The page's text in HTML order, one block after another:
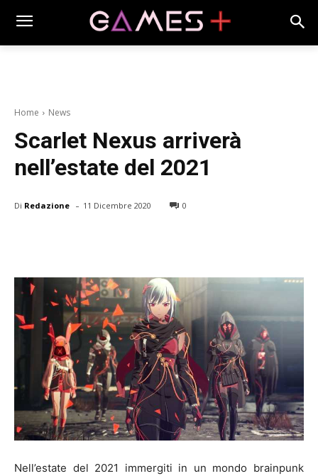
Home News
Scarlet Nexus arriverà
nell’estate del 2021
Di Redazione - 11 Dicembre 2020 0
Nell’estate del 2021 immergiti in un mondo brainpunk